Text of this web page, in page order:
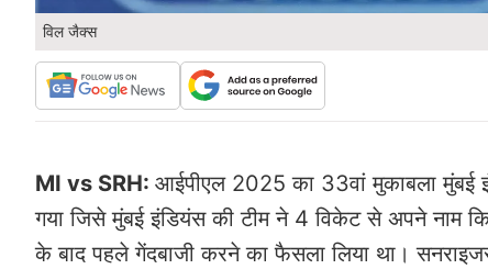
विल जैक्स
MI vs SRH: आईपीएल 2025 का 33वां मुकाबला मुंबई
गया जिसे मुंबई इंडियंस की टीम ने 4 विकेट से अपने नाम
के बाद पहले गेंदबाजी करने का फैसला लिया था।